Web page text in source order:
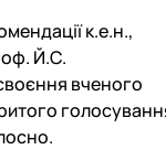
к.е.н.,
Й.С.
вченого